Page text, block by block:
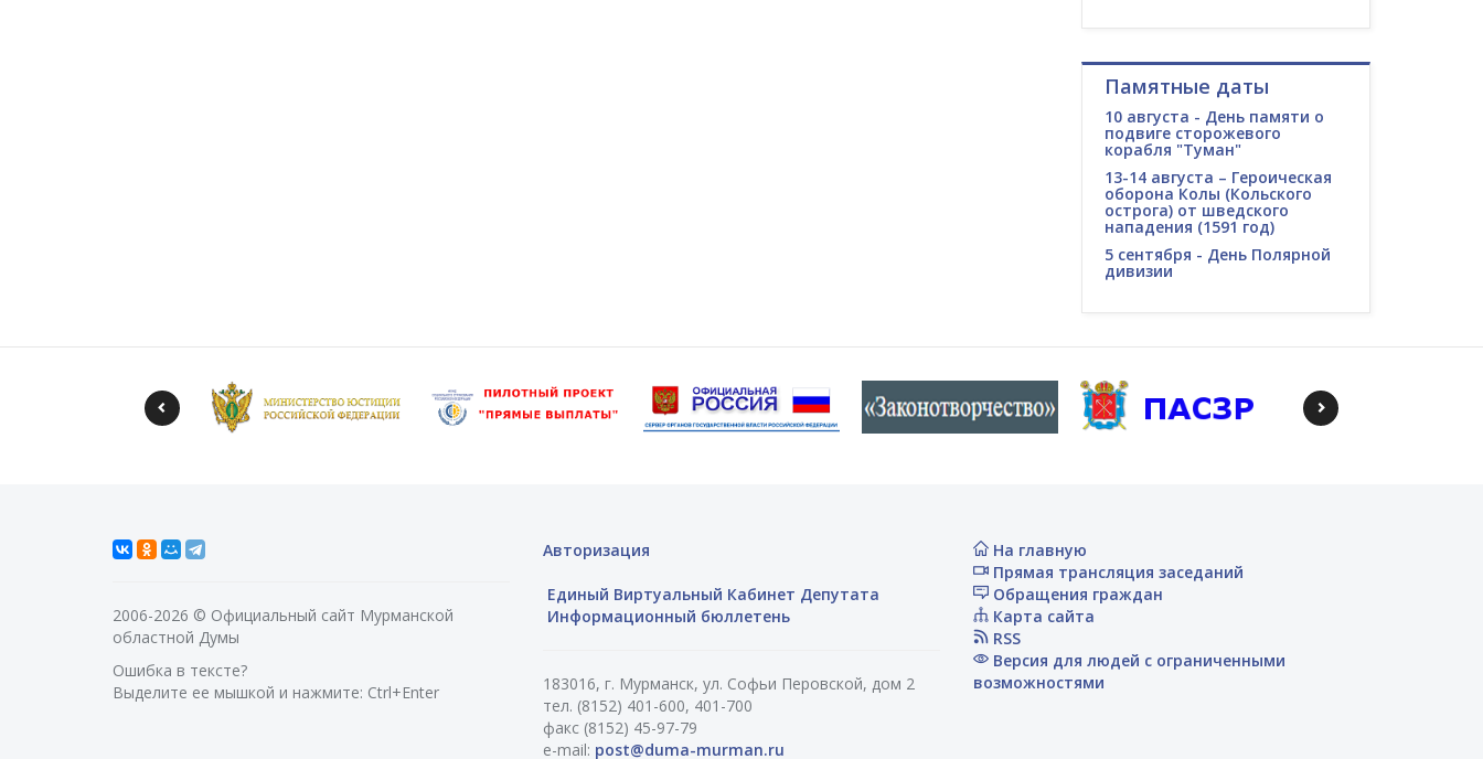
Памятные даты
10 августа - День памяти о
подвиге сторожевого
корабля "Туман"
13-14 августа – Героическая
оборона Колы (Кольского
острога) от шведского
нападения (1591 год)
5 сентября - День Полярной
дивизии
2006-2026 © Официальный сайт Мурманской
областной Думы
Ошибка в тексте?
Выделите ее мышкой и нажмите: Ctrl+Enter
Авторизация
Единый Виртуальный Кабинет Депутата
Информационный бюллетень
183016, г. Мурманск, ул. Софьи Перовской, дом 2
тел. (8152) 401-600, 401-700
факс (8152) 45-97-79
e-mail: post@duma-murman.ru
На главную
Прямая трансляция заседаний
Обращения граждан
Карта сайта
RSS
Версия для людей с ограниченными
возможностями